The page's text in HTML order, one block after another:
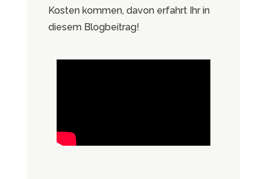
Kosten kommen, davon erfahrt Ihr in
diesem Blogbeitrag!